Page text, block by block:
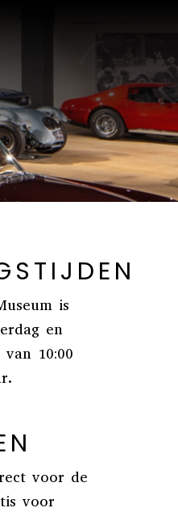
is
en
van 10:00
voor de
voor